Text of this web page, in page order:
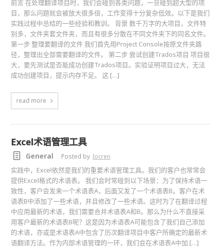
前言 在处理翻译项目时，我们会碰到各类问题，一旦碰到超大型的项
目，那么问题就会被放大很多倍，工作变得十分复杂低效。以下是我们
实践过程中总结的一些经验和教训。 背景 数千万字的大项目，文件特
别多，文件夹套文件夹，而且有很多分散在不同文件夹下的同名文件。
第一步 整理要翻译的文件 我们首先用Project Console按原文件夹路
径，整理出全部需要翻译的文件。 第二步 尝试创建Trados项目 项目很
大，要先测试是否能成功创建Trados项目。实验证明项目过大，无法
成功创建项目，提示内存不足。 这 […]
read more
Excel术语管理工具
General Posted by locren
实践中，Excel依然是我们的重要术语管理工具。我们的客户也常常会
提供Excel格式的术语表。 我们会时常碰到以下场景：为了保持术语一
致性，客户会发来一个术语表A，后面又发了一个术语表B。客户在术
语表B中添加了一些术语，并且修改了一些术语。这时为了在翻译过程
中应用最新的术语，我们需要合并术语表A和B。那么为什么不直接采
用客户最新的术语表B呢？这是因为术语表A可能包含了我们自己添加
的术语，亦或是术语表A中包含了历次翻译项目中客户所确定的最新术
语翻译方法。作为内部术语管理的一环，我们会在术语表A中加 […]